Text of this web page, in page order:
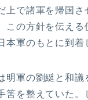
上で諸軍を帰国さ
この方針を伝える
本軍のもとに到着
明軍の劉綎と和議
筈を整えていた。